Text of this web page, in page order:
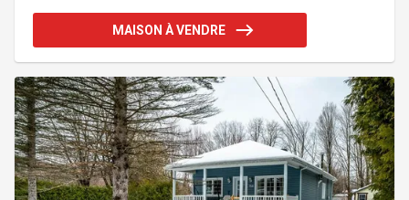
À proximité de tous les services et avec un accès
rapide à l'autoroute 15, elle combine
:AucuneExclusions :
MAISON À VENDRE